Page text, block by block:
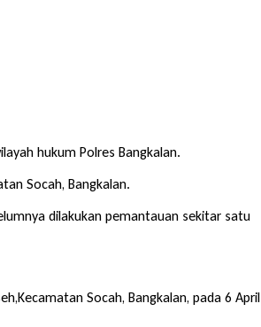
hukum Polres Bangkalan.
Socah, Bangkalan.
dilakukan pemantauan sekitar satu
Socah, Bangkalan, pada 6 April